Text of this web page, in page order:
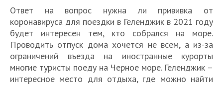
Ответ на вопрос нужна ли прививка от
коронавируса для поездки в Геленджик в 2021 году
будет интересен тем, кто собрался на море.
Проводить отпуск дома хочется не всем, а из-за
ограничений въезда на иностранные курорты
многие туристы поеду на Черное море. Геленджик –
интересное место для отдыха, где можно найти